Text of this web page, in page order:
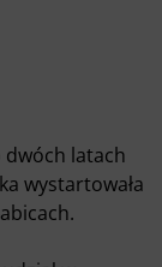
dwóch latach
wystartowała